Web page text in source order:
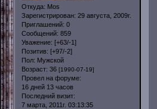
Откуда: Mos
Зарегистрирован: 29 августа, 2009г.
Приглашений: 0
Сообщений: 859
Уважение: [+63/-1]
Позитив: [+97/-2]
Пол: Мужской
Возраст: 36 [1990-07-19]
Провел на форуме:
16 дней 13 часов
Последний визит:
7 марта, 2011г. 03:13:35